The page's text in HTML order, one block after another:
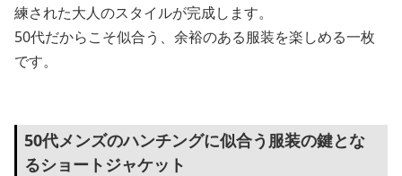
練された大人のスタイルが完成します。
50代だからこそ似合う、余裕のある服装を楽しめる一枚
です。
50代メンズのハンチングに似合う服装の鍵とな
るショートジャケット